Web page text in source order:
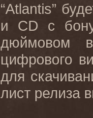
“Atlantis”
и CD с
дюймовом
цифрового
для
лист релиза